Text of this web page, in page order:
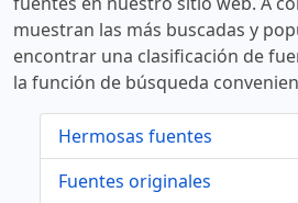
muestran las más buscadas y
encontrar una clasificación de
la función de búsqueda
Hermosas fuentes
Fuentes originales